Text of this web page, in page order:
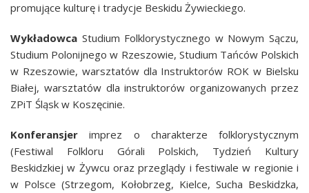
promujące kulturę i tradycje Beskidu Żywieckiego.
Wykładowca Studium Folklorystycznego w Nowym Sączu,
Studium Polonijnego w Rzeszowie, Studium Tańców Polskich
w Rzeszowie, warsztatów dla Instruktorów ROK w Bielsku
Białej, warsztatów dla instruktorów organizowanych przez
ZPiT Śląsk w Koszęcinie.
Konferansjer imprez o charakterze folklorystycznym
(Festiwal Folkloru Górali Polskich, Tydzień Kultury
Beskidzkiej w Żywcu oraz przeglądy i festiwale w regionie i
w Polsce (Strzegom, Kołobrzeg, Kielce, Sucha Beskidzka,